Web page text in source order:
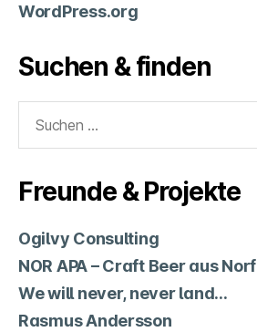
WordPress.org
Suchen & finden
nach:
Freunde & Projekte
Ogilvy Consulting
NOR APA – Craft Beer aus Norf
We will never, never land…
Rasmus Andersson